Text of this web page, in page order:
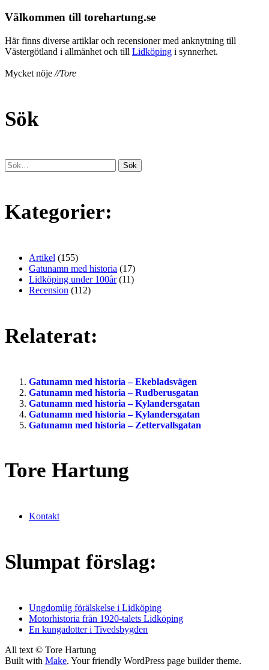
Välkommen till torehartung.se
Här finns diverse artiklar och recensioner med anknytning till
Västergötland i allmänhet och till Lidköping i synnerhet.
Mycket nöje //Tore
Sök
Kategorier:
Artikel (155)
Gatunamn med historia (17)
Lidköping under 100år(11)
Recension (112)
Relaterat:
Gatunamn med historia – Ekebladsvägen
Gatunamn med historia – Rudberusgatan
Gatunamn med historia – Kylandersgatan
Gatunamn med historia – Kylandersgatan
Gatunamn med historia – Zettervallsgatan
Tore Hartung
Kontakt
Slumpat förslag:
Ungdomlig förälskelse i Lidköping
Motorhistoria från 1920-talets Lidköping
En kungadotter i Tivedsbygden
All text © Tore Hartung
Built with Make. Your friendly WordPress page builder theme.